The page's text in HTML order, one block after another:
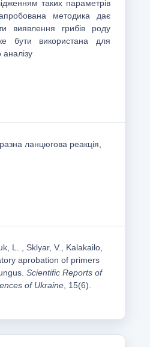
таких параметрів
методика дає
виявлення грибів роду
бути використана для
аналізу
ланцюгова реакція,
L. , Sklyar, V., Kalakailo,
aprobation of primers
Scientific Reports of
of Ukraine , 15(6).